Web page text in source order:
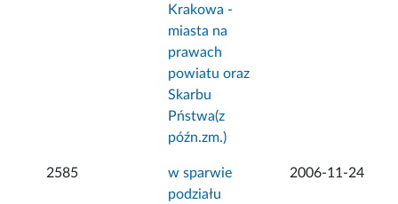
Krakowa -
miasta na
prawach
powiatu oraz
Skarbu
Pństwa(z
późn.zm.)
2585
w sparwie
podziału
2006-11-24